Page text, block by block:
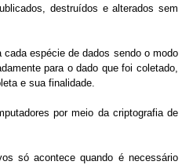
destruídos e alterados sem
espécie de dados sendo o modo
para o dado que foi coletado,
e sua finalidade.
por meio da criptografia de
só acontece quando é necessário